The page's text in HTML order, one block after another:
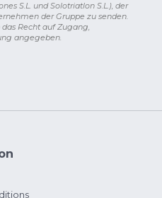
S.L. und Solotriatlon S.L.), der
der Gruppe zu senden.
Recht auf Zugang,
angegeben.